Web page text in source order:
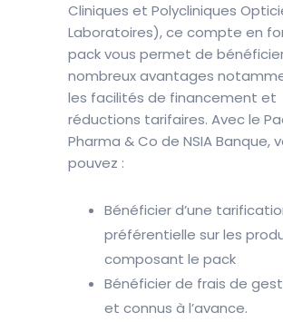
Cliniques et Polycliniques
Laboratoires), ce compte en
pack vous permet de
nombreux avantages
les facilités de financement et
réductions tarifaires. Avec le
Pharma & Co de NSIA Banque,
pouvez :
Bénéficier d’une
préférentielle sur les
composant le pack
Bénéficier de frais de
et connus à l’avance.